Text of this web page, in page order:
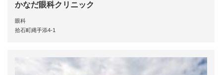
かなだ眼科クリニック
眼科
拾石町縄手添4-1